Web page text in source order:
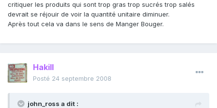
critiquer les produits qui sont trop gras trop sucrés trop salés
devrait se réjouir de voir la quantité unitaire diminuer.
Après tout cela va dans le sens de Manger Bouger.
Hakill
Posté 24 septembre 2008
john_ross a dit :